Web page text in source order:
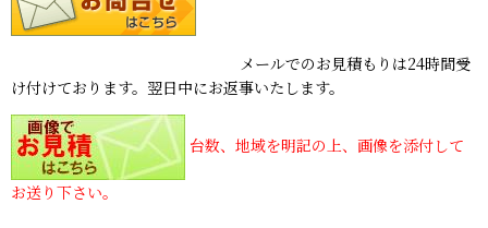
メールでのお見積もりは24時間受
け付けております。翌日中にお返事いたします。
台数、地域を明記の上、画像を添付して
お送り下さい。